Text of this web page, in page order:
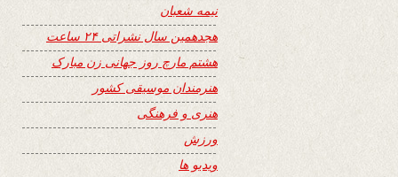
نیمه شعبان
هجدهمین سال نشراتی ۲۴ ساعت
هشتم مارچ روز جهانی زن مبارک
هنرمندان موسیقی کشور
هنری و فرهنگی
ورزش
ویدیو ها